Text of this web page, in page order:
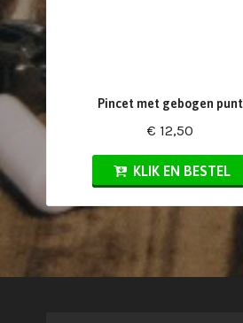
Pincet met gebogen punt
€ 12,50
KLIK EN BESTEL